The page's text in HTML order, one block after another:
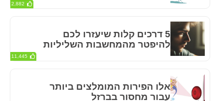
2,882
5 דרכים קלות שיעזרו לכם
להיפטר מהמחשבות השליליות
11,445
אלו הפירות המומלצים ביותר
עבור מחסור בברזל